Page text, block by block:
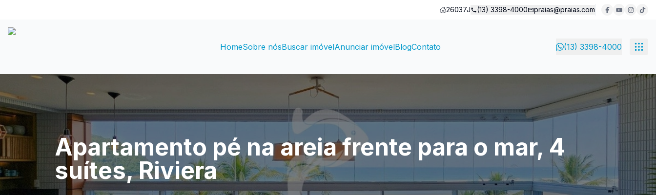
26037J (13) 3398-4000 praias@praias.com
HomeSobre nósBuscar imóvelAnunciar imóvelBlogContato (13) 3398-4000
Apartamento pé na areia frente para o mar, 4
suítes, Riviera